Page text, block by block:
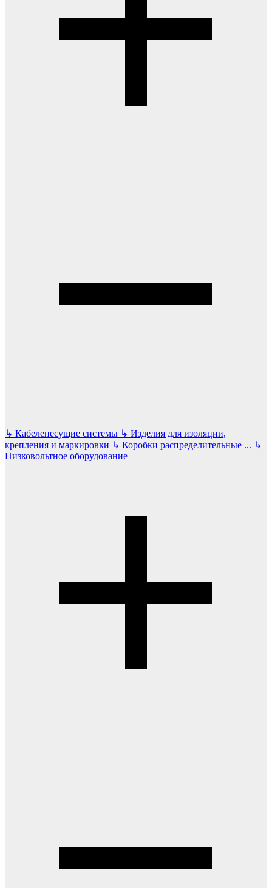
↳ Кабеленесущие системы ↳ Изделия для изоляции,
крепления и маркировки ↳ Коробки распределительные ... ↳
Низковольтное оборудование